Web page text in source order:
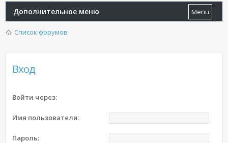
Дополнительное меню Menu
Список форумов
Вход
Войти через:
Имя пользователя:
Пароль: